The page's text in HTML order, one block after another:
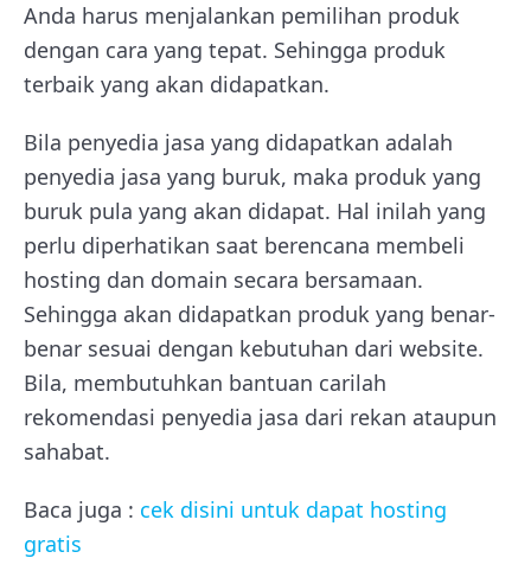
Anda harus menjalankan pemilihan produk
dengan cara yang tepat. Sehingga produk
terbaik yang akan didapatkan.
Bila penyedia jasa yang didapatkan adalah
penyedia jasa yang buruk, maka produk yang
buruk pula yang akan didapat. Hal inilah yang
perlu diperhatikan saat berencana membeli
hosting dan domain secara bersamaan.
Sehingga akan didapatkan produk yang benar-
benar sesuai dengan kebutuhan dari website.
Bila, membutuhkan bantuan carilah
rekomendasi penyedia jasa dari rekan ataupun
sahabat.
Baca juga : cek disini untuk dapat hosting
gratis